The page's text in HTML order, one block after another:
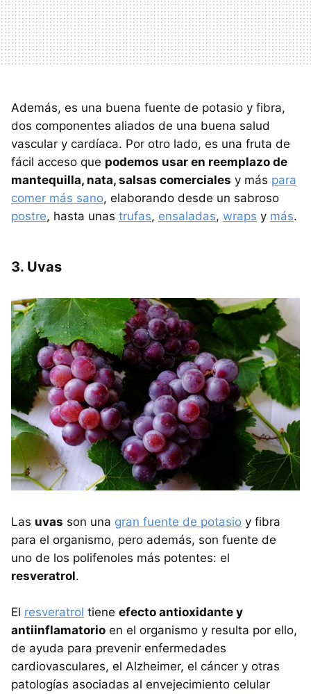
Además, es una buena fuente de potasio y fibra,
dos componentes aliados de una buena salud
vascular y cardíaca. Por otro lado, es una fruta de
fácil acceso que podemos usar en reemplazo de
mantequilla, nata, salsas comerciales y más para
comer más sano, elaborando desde un sabroso
postre, hasta unas trufas, ensaladas, wraps y más.
3. Uvas
Las uvas son una gran fuente de potasio y fibra
para el organismo, pero además, son fuente de
uno de los polifenoles más potentes: el
resveratrol.
El resveratrol tiene efecto antioxidante y
antiinflamatorio en el organismo y resulta por ello,
de ayuda para prevenir enfermedades
cardiovasculares, el Alzheimer, el cáncer y otras
patologías asociadas al envejecimiento celular